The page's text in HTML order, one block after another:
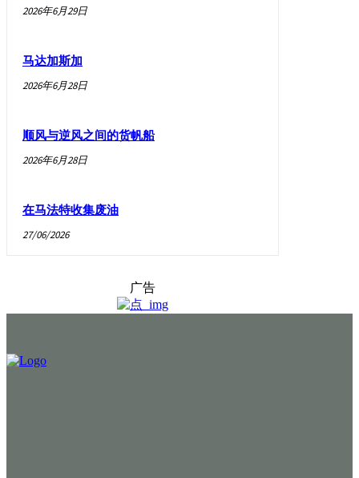
2026年6月29日
马达加斯加
2026年6月28日
顺风与逆风之间的货帆船
2026年6月28日
在马法特收集废油
27/06/2026
广告